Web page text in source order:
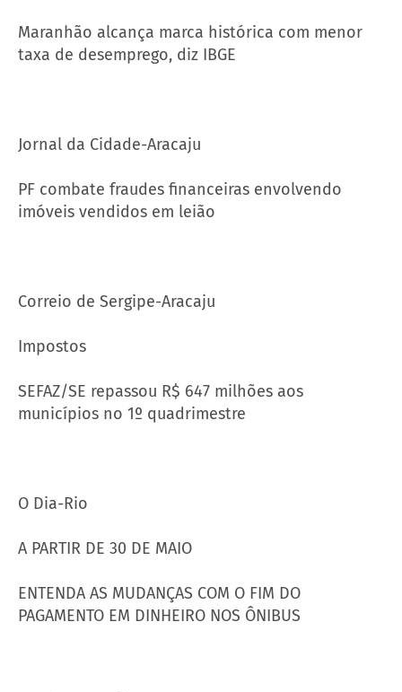
Maranhão alcança marca histórica com menor
taxa de desemprego, diz IBGE
Jornal da Cidade-Aracaju
PF combate fraudes financeiras envolvendo
imóveis vendidos em leião
Correio de Sergipe-Aracaju
Impostos
SEFAZ/SE repassou R$ 647 milhões aos
municípios no 1º quadrimestre
O Dia-Rio
A PARTIR DE 30 DE MAIO
ENTENDA AS MUDANÇAS COM O FIM DO
PAGAMENTO EM DINHEIRO NOS ÔNIBUS